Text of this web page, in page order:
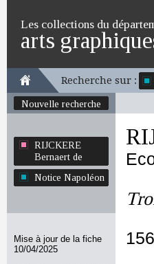
Les collections du
arts
Recherche sur :
Nouvelle recherche
RIJCKERE
Bernaert de
Notice Napoléon
Mise à jour de la fiche
10/04/2025